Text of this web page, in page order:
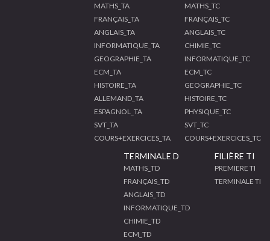
MATHS_TA
FRANÇAIS_TA
ANGLAIS_TA
INFORMATIQUE_TA
GEOGRAPHIE_TA
ECM_TA
HISTOIRE_TA
ALLEMAND_TA
ESPAGNOL_TA
SVT_TA
COURS+EXERCICES_TA
MATHS_TC
FRANÇAIS_TC
ANGLAIS_TC
CHIMIE_TC
INFORMATIQUE_TC
ECM_TC
GEOGRAPHIE_TC
HISTOIRE_TC
PHYSIQUE_TC
SVT_TC
COURS+EXERCICES_TC
TERMINALE D
MATHS_TD
FRANÇAIS_TD
ANGLAIS_TD
INFORMATIQUE_TD
CHIMIE_TD
ECM_TD
FILIÈRE TI
PREMIERE TI
TERMINALE TI